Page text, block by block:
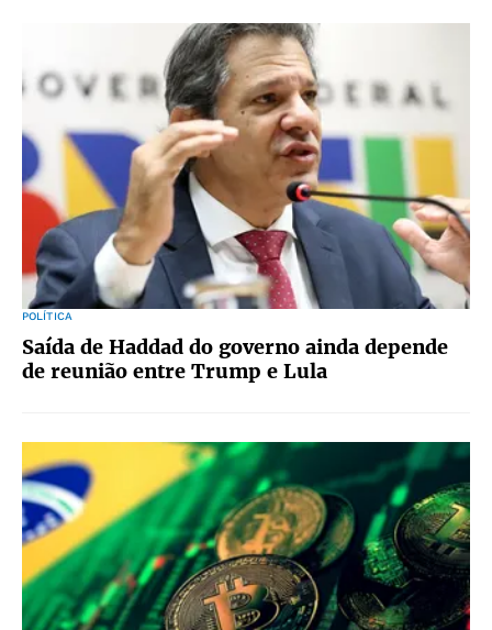
POLÍTICA
Saída de Haddad do governo ainda depende
de reunião entre Trump e Lula